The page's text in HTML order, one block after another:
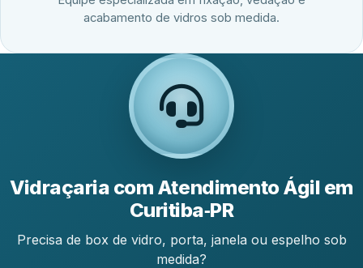
acabamento de vidros sob medida.
Vidraçaria com Atendimento Ágil em
Curitiba‑PR
Precisa de box de vidro, porta, janela ou espelho sob
medida?